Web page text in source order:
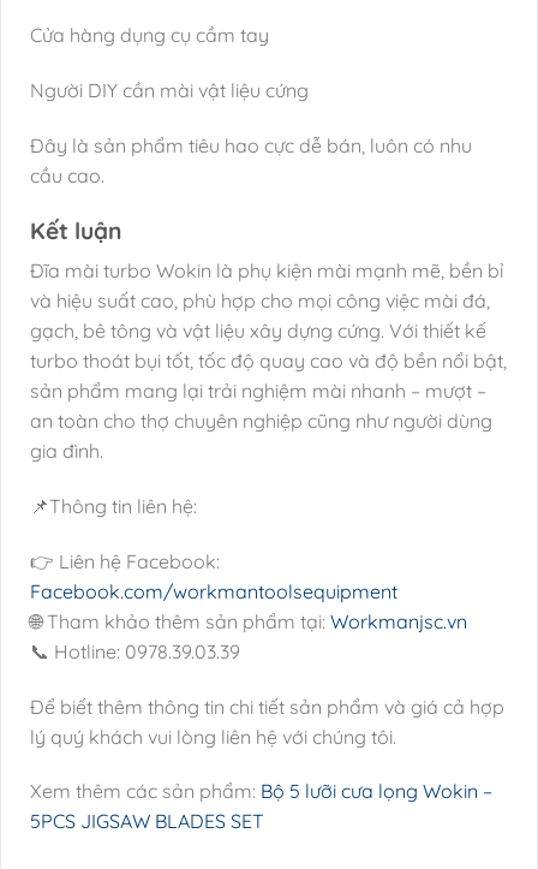
Cửa hàng dụng cụ cầm tay
Người DIY cần mài vật liệu cứng
Đây là sản phẩm tiêu hao cực dễ bán, luôn có nhu
cầu cao.
Kết luận
Đĩa mài turbo Wokin là phụ kiện mài mạnh mẽ, bền bỉ
và hiệu suất cao, phù hợp cho mọi công việc mài đá,
gạch, bê tông và vật liệu xây dựng cứng. Với thiết kế
turbo thoát bụi tốt, tốc độ quay cao và độ bền nổi bật,
sản phẩm mang lại trải nghiệm mài nhanh – mượt –
an toàn cho thợ chuyên nghiệp cũng như người dùng
gia đình.
📌Thông tin liên hệ:
👉 Liên hệ Facebook:
Facebook.com/workmantoolsequipment
🌐 Tham khảo thêm sản phẩm tại: Workmanjsc.vn
📞 Hotline: 0978.39.03.39
Để biết thêm thông tin chi tiết sản phẩm và giá cả hợp
lý quý khách vui lòng liên hệ với chúng tôi.
Xem thêm các sản phẩm: Bộ 5 lưỡi cưa lọng Wokin –
5PCS JIGSAW BLADES SET